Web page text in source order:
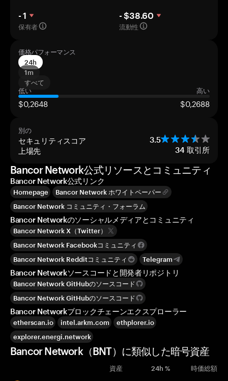
- 1
保有者
- $38.60
流動性
価格パフォーマンス
24h
1m
すべて
低い
高い
$0,2648 $0,2688
別の
セキュリティスコア 3.5
上場先 34 取引所
Bancor Network公式リソースとコミュニティ
Bancor Network公式リンク
Homepage
Bancor Network ホワイトペーパー
Bancor Network コミュニティ・フォーラム
Bancor Networkのソーシャルメディアとコミュニティ
Bancor Network X（Twitter）
Bancor Network Facebookコミュニティ
Bancor Network Redditコミュニティ
Telegram
Bancor Networkソースコードと開発者リポジトリ
Bancor Network GitHubのソースコード
Bancor Network GitHubのソースコード
Bancor Networkブロックチェーンエクスプローラー
etherscan.io intel.arkm.com
ethplorer.io
explorer.energi.network
Bancor Network（BNT）に類似した暗号資産
資産 24h % 時価総額